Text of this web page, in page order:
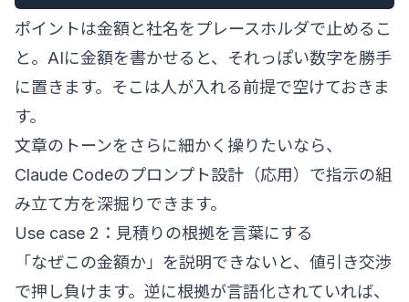
ポイントは金額と社名をプレースホルダで止めるこ
と。AIに金額を書かせると、それっぽい数字を勝手
に置きます。そこは人が入れる前提で空けておきま
す。
文章のトーンをさらに細かく操りたいなら、
Claude Codeのプロンプト設計（応用） で指示の組
み立て方を深掘りできます。
Use case 2：見積りの根拠を言葉にする
「なぜこの金額か」を説明できないと、値引き交渉
で押し負けます。逆に根拠が言語化されていれば、